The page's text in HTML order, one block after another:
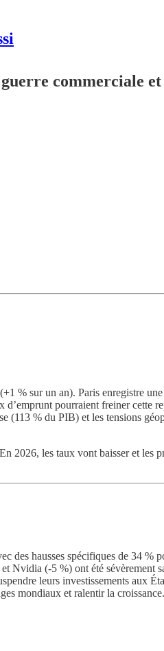
commerciale
% sur un an). Paris enregistre
pourraient freiner cette
(113 % du PIB) et les tensions
2026, les taux vont baisser et les
des hausses spécifiques de 34
(-5 %) ont été sévèrement
leurs investissements aux
mondiaux et ralentir la croissance.